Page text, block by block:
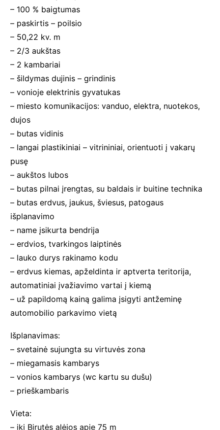
– 100 % baigtumas
– paskirtis – poilsio
– 50,22 kv. m
– 2/3 aukštas
– 2 kambariai
– šildymas dujinis – grindinis
– vonioje elektrinis gyvatukas
– miesto komunikacijos: vanduo, elektra, nuotekos,
dujos
– butas vidinis
– langai plastikiniai – vitrininiai, orientuoti į vakarų
pusę
– aukštos lubos
– butas pilnai įrengtas, su baldais ir buitine technika
– butas erdvus, jaukus, šviesus, patogaus
išplanavimo
– name įsikurta bendrija
– erdvios, tvarkingos laiptinės
– lauko durys rakinamo kodu
– erdvus kiemas, apželdinta ir aptverta teritorija,
automatiniai įvažiavimo vartai į kiemą
– už papildomą kainą galima įsigyti antžeminę
automobilio parkavimo vietą
Išplanavimas:
– svetainė sujungta su virtuvės zona
– miegamasis kambarys
– vonios kambarys (wc kartu su dušu)
– prieškambaris
Vieta:
– iki Birutės alėjos apie 75 m